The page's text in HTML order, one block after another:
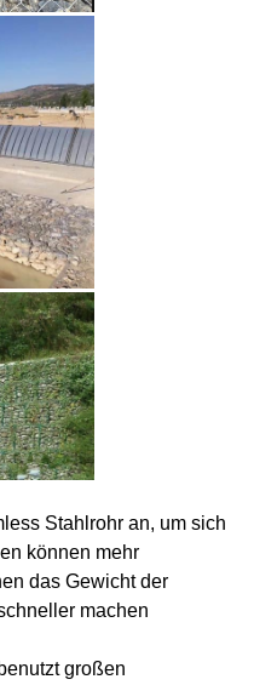
Stahlrohr an, um sich
können mehr
das Gewicht der
machen
großen